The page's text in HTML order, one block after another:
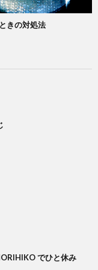
きの対処法
でひと休み